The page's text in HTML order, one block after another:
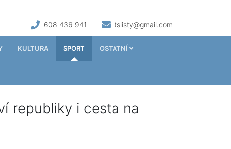
608 436 941 tslisty@gmail.com
KULTURA SPORT OSTATNÍ
republiky i cesta na